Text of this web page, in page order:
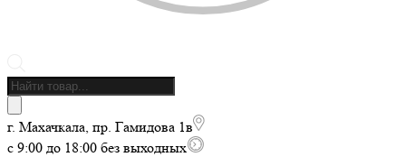
Поиск
товаров
г. Махачкала, пр. Гамидова 1в
с 9:00 до 18:00 без выходных